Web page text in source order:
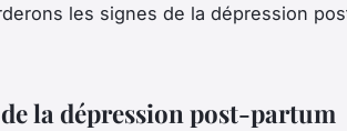
les signes de la dépression
la dépression post-partum